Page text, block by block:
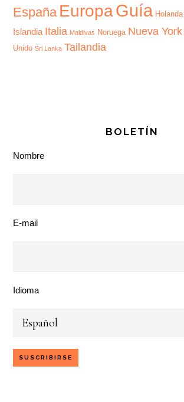
España EuropaGuía Holanda
Islandia Italia Maldivas Noruega Nueva York
Unido Sri Lanka Tailandia
BOLETÍN
Nombre
E-mail
Idioma